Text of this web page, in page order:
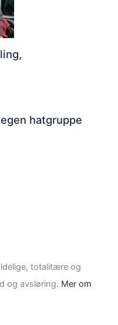
hatgruppe
totalitære og
og avsløring. Mer om